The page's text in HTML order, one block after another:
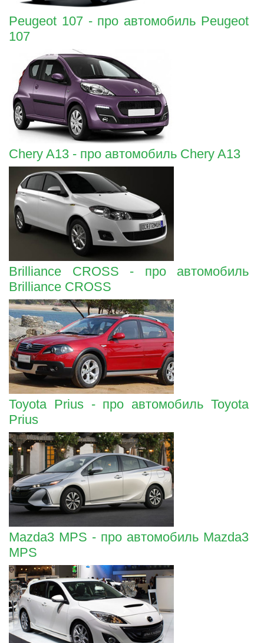
Peugeot 107 - про автомобиль Peugeot
107
Chery A13 - про автомобиль Chery A13
Brilliance CROSS - про автомобиль
Brilliance CROSS
Toyota Prius - про автомобиль Toyota
Prius
Mazda3 MPS - про автомобиль Mazda3
MPS